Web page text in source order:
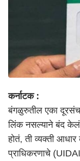
कर्नाटक :
बंगळुरुतील एका
लिंक नसल्याने बंद केलं.
होतं, ती व्यक्ती आधार
प्राधिकरणाचे